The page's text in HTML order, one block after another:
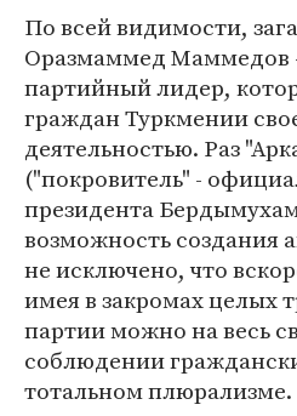
По всей видимости,
Оразмаммед Маммедов
партийный лидер,
граждан Туркмении
деятельностью. Раз
("покровитель" -
президента
возможность создания
не исключено, что
имея в закромах целых
партии можно на весь
соблюдении
тотальном плюрализме.